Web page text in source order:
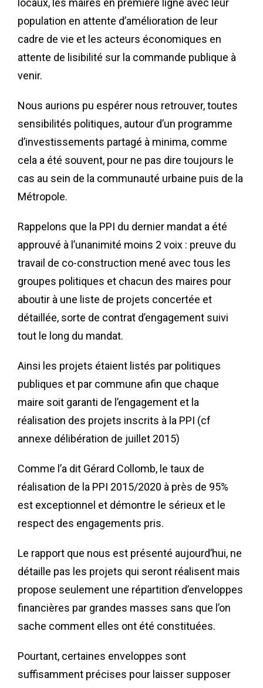
locaux, les maires en première ligne avec leur
population en attente d’amélioration de leur
cadre de vie et les acteurs économiques en
attente de lisibilité sur la commande publique à
venir.
Nous aurions pu espérer nous retrouver, toutes
sensibilités politiques, autour d’un programme
d’investissements partagé à minima, comme
cela a été souvent, pour ne pas dire toujours le
cas au sein de la communauté urbaine puis de la
Métropole.
Rappelons que la PPI du dernier mandat a été
approuvé à l’unanimité moins 2 voix : preuve du
travail de co-construction mené avec tous les
groupes politiques et chacun des maires pour
aboutir à une liste de projets concertée et
détaillée, sorte de contrat d’engagement suivi
tout le long du mandat.
Ainsi les projets étaient listés par politiques
publiques et par commune afin que chaque
maire soit garanti de l’engagement et la
réalisation des projets inscrits à la PPI (cf
annexe délibération de juillet 2015)
Comme l’a dit Gérard Collomb, le taux de
réalisation de la PPI 2015/2020 à près de 95%
est exceptionnel et démontre le sérieux et le
respect des engagements pris.
Le rapport que nous est présenté aujourd’hui, ne
détaille pas les projets qui seront réalisent mais
propose seulement une répartition d’enveloppes
financières par grandes masses sans que l’on
sache comment elles ont été constituées.
Pourtant, certaines enveloppes sont
suffisamment précises pour laisser supposer